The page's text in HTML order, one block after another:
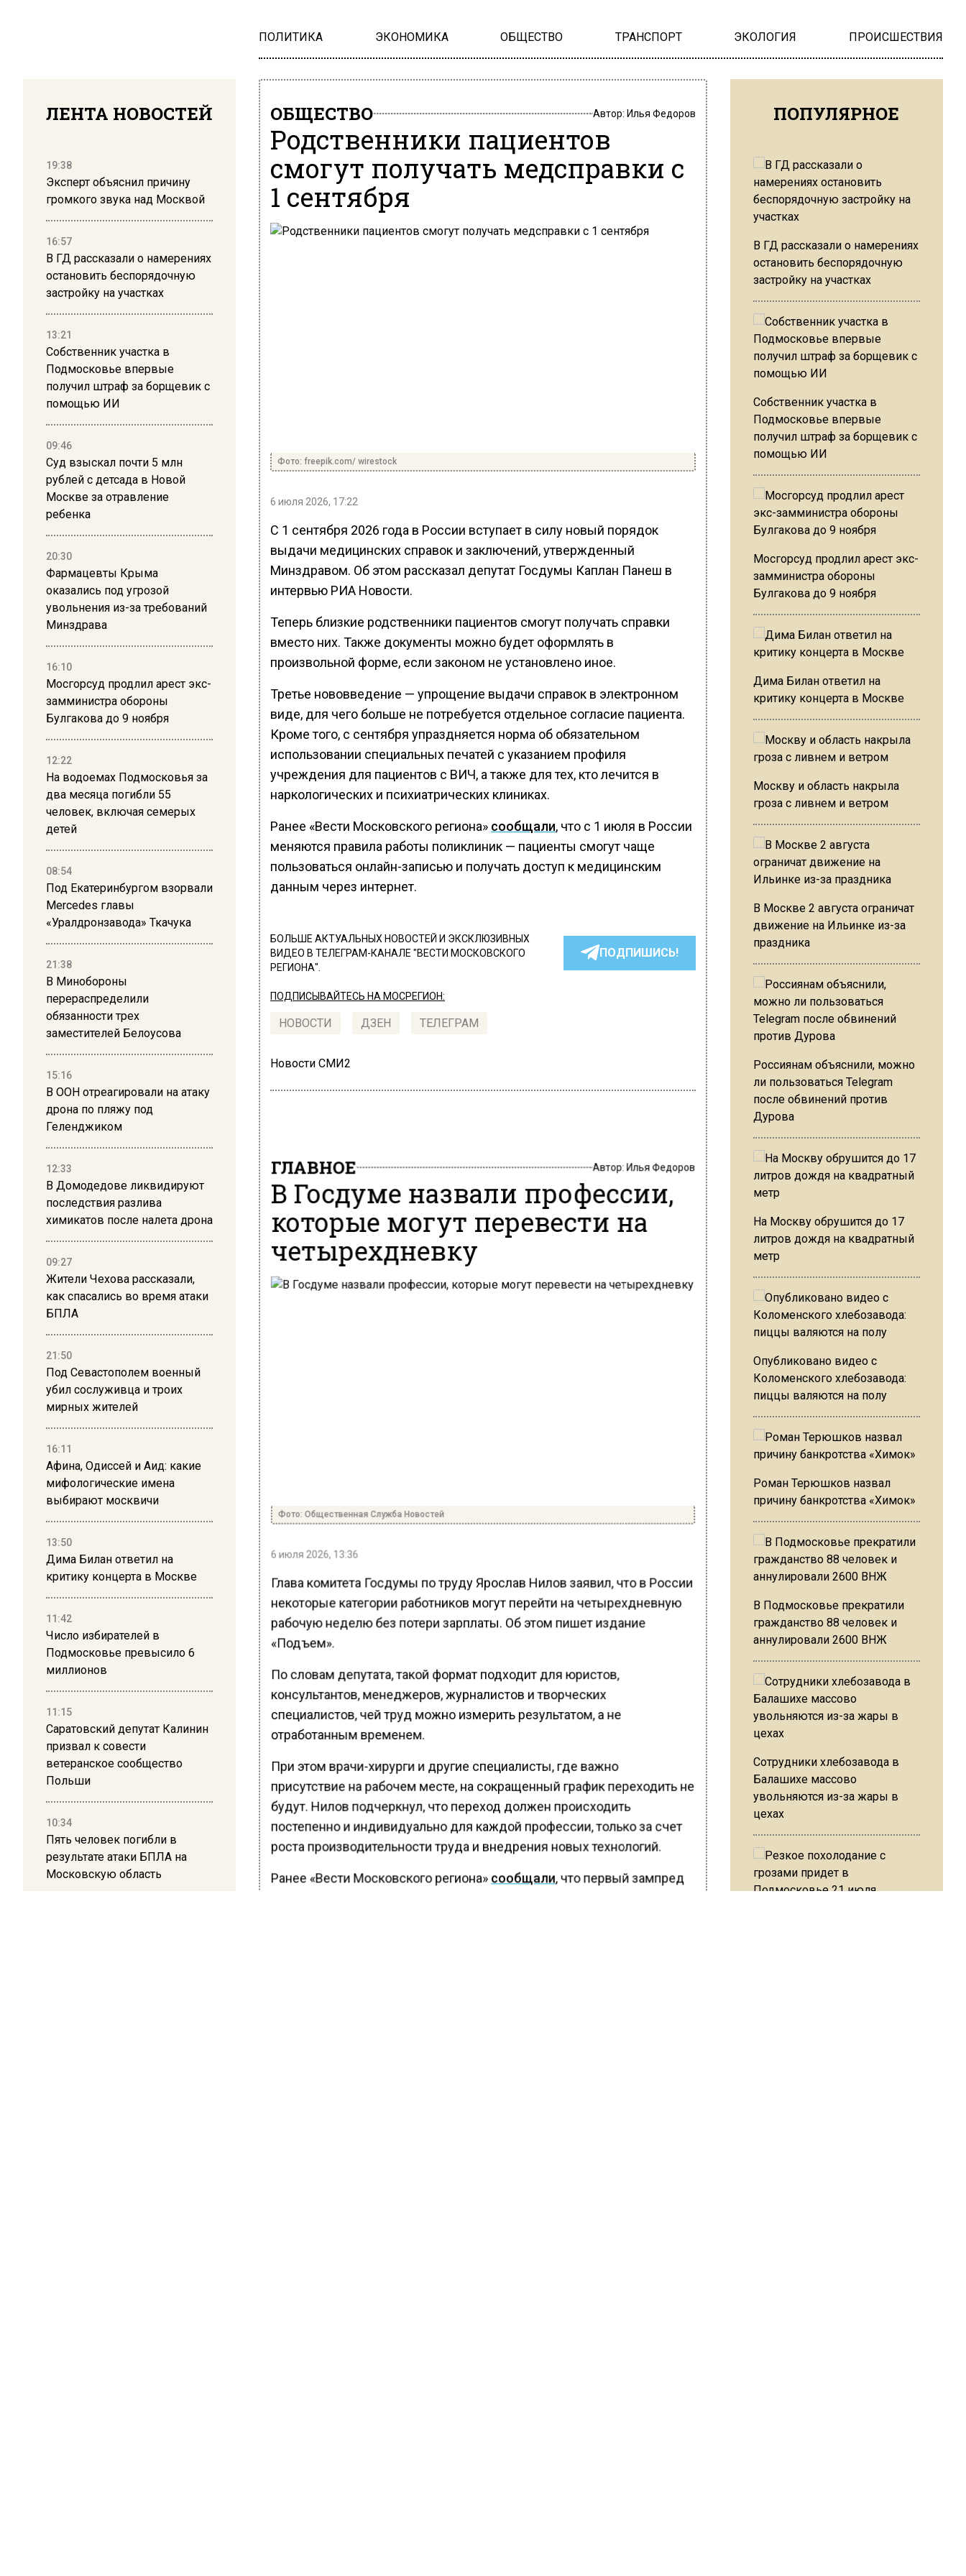
ПОЛИТИКА ЭКОНОМИКА ОБЩЕСТВО ТРАНСПОРТ ЭКОЛОГИЯ ПРОИСШЕСТВИЯ
ЛЕНТА НОВОСТЕЙ
19:38
Эксперт объяснил причину
громкого звука над Москвой
16:57
В ГД рассказали о намерениях
остановить беспорядочную
застройку на участках
13:21
Собственник участка в
Подмосковье впервые
получил штраф за борщевик с
помощью ИИ
09:46
Суд взыскал почти 5 млн
рублей с детсада в Новой
Москве за отравление
ребенка
20:30
Фармацевты Крыма
оказались под угрозой
увольнения из-за требований
Минздрава
16:10
Мосгорсуд продлил арест экс-
замминистра обороны
Булгакова до 9 ноября
12:22
На водоемах Подмосковья за
два месяца погибли 55
человек, включая семерых
детей
08:54
Под Екатеринбургом взорвали
Mercedes главы
«Уралдронзавода» Ткачука
21:38
В Минобороны
перераспределили
обязанности трех
заместителей Белоусова
15:16
В ООН отреагировали на атаку
дрона по пляжу под
Геленджиком
12:33
В Домодедове ликвидируют
последствия разлива
химикатов после налета дрона
09:27
Жители Чехова рассказали,
как спасались во время атаки
БПЛА
21:50
Под Севастополем военный
убил сослуживца и троих
мирных жителей
16:11
Афина, Одиссей и Аид: какие
мифологические имена
выбирают москвичи
13:50
Дима Билан ответил на
критику концерта в Москве
11:42
Число избирателей в
Подмосковье превысило 6
миллионов
11:15
Саратовский депутат Калинин
призвал к совести
ветеранское сообщество
Польши
10:34
Пять человек погибли в
результате атаки БПЛА на
Московскую область
ОБЩЕСТВО Автор: Илья Федоров
Родственники пациентов
смогут получать медсправки с
1 сентября
Фото: freepik.com/ wirestock
6 июля 2026, 17:22
С 1 сентября 2026 года в России вступает в силу новый порядок
выдачи медицинских справок и заключений, утвержденный
Минздравом. Об этом рассказал депутат Госдумы Каплан Панеш в
интервью РИА Новости.
Теперь близкие родственники пациентов смогут получать справки
вместо них. Также документы можно будет оформлять в
произвольной форме, если законом не установлено иное.
Третье нововведение — упрощение выдачи справок в электронном
виде, для чего больше не потребуется отдельное согласие пациента.
Кроме того, с сентября упраздняется норма об обязательном
использовании специальных печатей с указанием профиля
учреждения для пациентов с ВИЧ, а также для тех, кто лечится в
наркологических и психиатрических клиниках.
Ранее «Вести Московского региона» сообщали, что с 1 июля в России
меняются правила работы поликлиник — пациенты смогут чаще
пользоваться онлайн-записью и получать доступ к медицинским
данным через интернет.
БОЛЬШЕ АКТУАЛЬНЫХ НОВОСТЕЙ И ЭКСКЛЮЗИВНЫХ
ВИДЕО В ТЕЛЕГРАМ-КАНАЛЕ "ВЕСТИ МОСКОВСКОГО
РЕГИОНА".
ПОДПИШИСЬ!
ПОДПИСЫВАЙТЕСЬ НА МОСРЕГИОН:
НОВОСТИ ДЗЕН ТЕЛЕГРАМ
Новости СМИ2
ГЛАВНОЕ Автор:Илья Федоров
В Госдуме назвали профессии,
которые могут перевести на
четырехдневку
Фото: Общественная Служба Новостей
6 июля 2026, 13:36
Глава комитета Госдумы по труду Ярослав Нилов заявил, что в России
некоторые категории работников могут перейти на четырехдневную
рабочую неделю без потери зарплаты. Об этом пишет издание
«Подъем».
По словам депутата, такой формат подходит для юристов,
консультантов, менеджеров, журналистов и творческих
специалистов, чей труд можно измерить результатом, а не
отработанным временем.
При этом врачи-хирурги и другие специалисты, где важно
присутствие на рабочем месте, на сокращенный график переходить не
будут. Нилов подчеркнул, что переход должен происходить
постепенно и индивидуально для каждой профессии, только за счет
роста производительности труда и внедрения новых технологий.
Ранее «Вести Московского региона» сообщали, что первый зампред
ПОПУЛЯРНОЕ
В ГД рассказали о намерениях
остановить беспорядочную
застройку на участках
Собственник участка в
Подмосковье впервые
получил штраф за борщевик с
помощью ИИ
Мосгорсуд продлил арест экс-
замминистра обороны
Булгакова до 9 ноября
Дима Билан ответил на
критику концерта в Москве
Москву и область накрыла
гроза с ливнем и ветром
В Москве 2 августа ограничат
движение на Ильинке из-за
праздника
Россиянам объяснили, можно
ли пользоваться Telegram
после обвинений против
Дурова
На Москву обрушится до 17
литров дождя на квадратный
метр
Опубликовано видео с
Коломенского хлебозавода:
пиццы валяются на полу
Роман Терюшков назвал
причину банкротства «Химок»
В Подмосковье прекратили
гражданство 88 человек и
аннулировали 2600 ВНЖ
Сотрудники хлебозавода в
Балашихе массово
увольняются из-за жары в
цехах